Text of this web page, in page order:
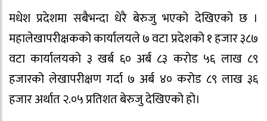
मधेश प्रदेशमा सबैभन्दा धेरै बेरुजु भएको देखिएको छ ।
महालेखापरीक्षकको कार्यालयले ७ वटा प्रदेशको १ हजार ३८७
वटा कार्यालयको ३ खर्ब ६० अर्ब ८३ करोड ५६ लाख ८९
हजारको लेखापरीक्षण गर्दा ७ अर्ब ४० करोड ८९ लाख ३६
हजार अर्थात २.०५ प्रतिशत बेरुजु देखिएको हो।